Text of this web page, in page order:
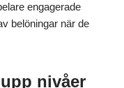
engagerade
belöningar när de
nivåer